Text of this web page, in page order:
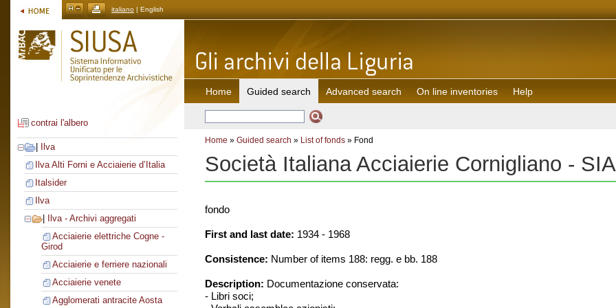
italiano | English
contrai l'albero
Ilva
Ilva Alti Forni e Acciaierie d’Italia
Italsider
Ilva
Ilva - Archivi aggregati
Acciaierie elettriche Cogne -
Girod
Acciaierie e ferriere nazionali
Acciaierie venete
Agglomerati antracite Aosta
Home Guided search Advanced search On line inventories Help
Home » Guided search » List of fonds » Fond
Società Italiana Acciaierie Cornigliano -
fondo
First and last date: 1934 - 1968
Consistence: Number of items 188: regg. e bb. 188
Description: Documentazione conservata:
- Libri soci;